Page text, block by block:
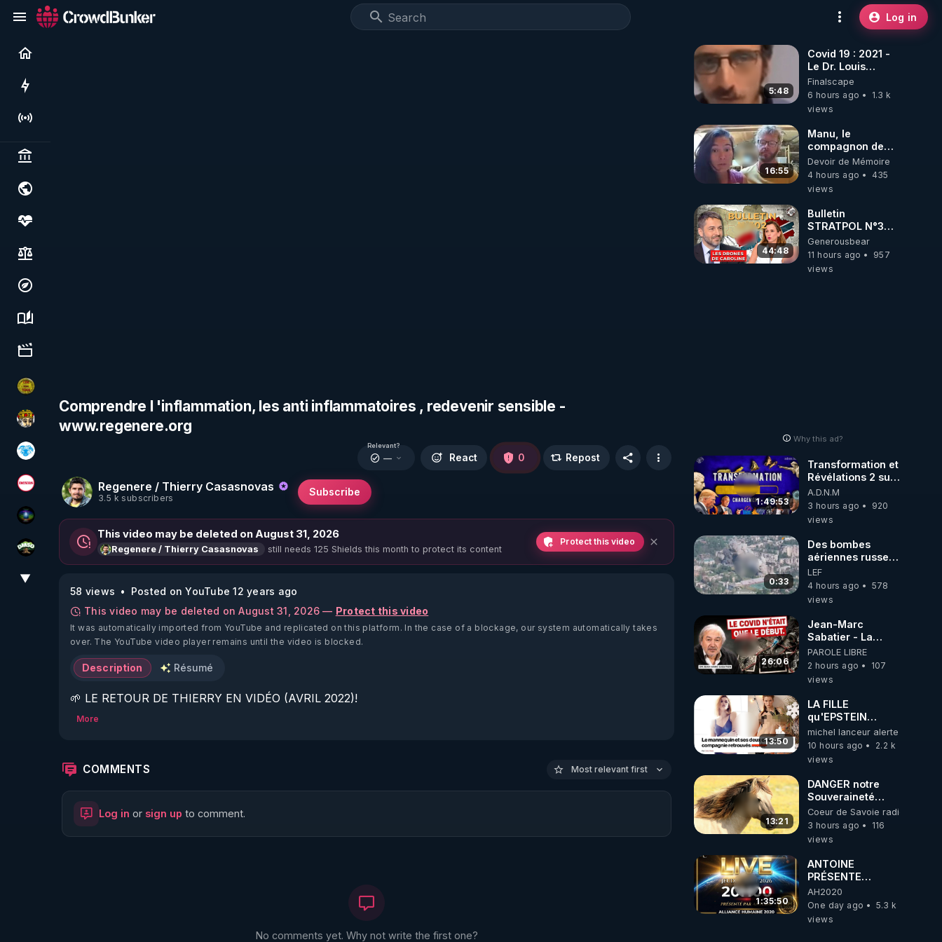
Log in
Live
Politics & institutions
Society, justice & freedoms
Economy, environment & technology
Science, history & spirituality
Culture, media & entertainment
CDS pour TOUS
Textes Sacrés & Maîtres Spirituels
A.D.N.M
Magazine Nexus
WakeUp
DMSO pour TOUS
▼
Comprendre l 'inflammation, les anti inflammatoires , redevenir sensible -
www.regenere.org
Regenere / Thierry Casasnovas
3.5 k subscribers
Subscribe
Relevant?
— React 0 Repost
This video may be deleted on August 31, 2026
Regenere / Thierry Casasnovas still needs 125 Shields this month to protect its content
Protect this video
58 views
Posted on YouTube 12 years ago
This video may be deleted on August 31, 2026 — Protect this video
It was automatically imported from YouTube and replicated on this platform. In the case of a blockage, our system automatically takes
over. The YouTube video player remains until the video is blocked.
Description Résumé
🌱 LE RETOUR DE THIERRY EN VIDÉO (AVRIL 2022)!
🌱 LE MAGAZINE RÉGÉNÈRE
http://rgnr.li/ymag
More
COMMENTS Most relevant first
Log in or sign up to comment.
No comments yet. Why not write the first one?
5:48
Covid 19 : 2021 -
Le Dr. Louis
Fouché renverse
le plateau de
CNews !
Finalscape
6 hours ago
1.3 k
views
16:55
Manu, le
compagnon de
Kyria, raconte sa
garde à vue
musclée.
Devoir de Mémoire
4 hours ago
435
views
44:48
Bulletin
STRATPOL N°302.
Armée des
drones, MS-21 en
série, missiles
Generousbear
11 hours ago
957
views
Why this ad?
1:49:53
Transformation et
Révélations 2 sur
2 - live du
07/08/26
A.D.N.M
3 hours ago
920
views
0:33
Des bombes
aériennes russes
anéantissent les
centres de
contrôle de
brigades
ukrainienne
LEF
4 hours ago
578
views
26:06
Jean-Marc
Sabatier - La
Covid-19 n'a été
que le début -
L'ARN messager
PAROLE LIBRE
2 hours ago
107
views
13:50
LA FILLE
qu'EPSTEIN
VOULAIT CACHER
michel lanceur alerte
10 hours ago
2.2 k
views
13:21
DANGER notre
Souveraineté
Alimentaire est
attaqué...
Coeur de Savoie radioweb TV
3 hours ago
116
views
1:35:50
ANTOINE
PRÉSENTE
AH2020 LE LIVE
20H ***DU
06/08/2026***
AH2020
One day ago
5.3 k
views